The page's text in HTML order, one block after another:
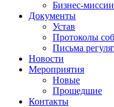
Бизнес-
Документы
Устав
Протоколы
Письма
Новости
Мероприятия
Новые
Прошедшие
Контакты